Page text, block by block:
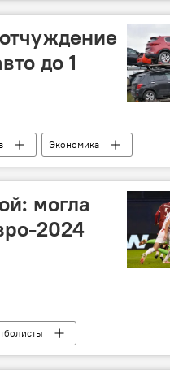
до 1
Экономика
могла
2024
Спорт Колумнисты